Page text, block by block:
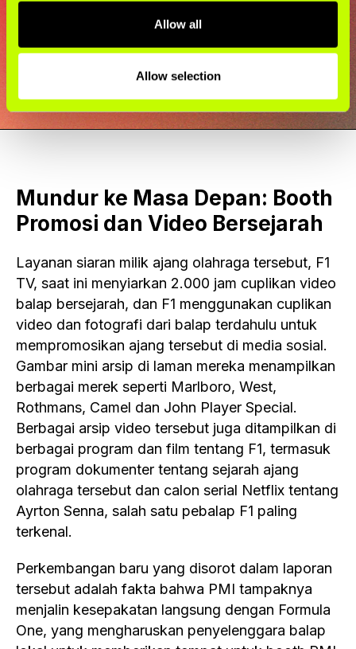
Allow all
Allow selection
Jorge Alday, Direktur STOP di Vital Strategies
Mundur ke Masa Depan: Booth
Promosi dan Video Bersejarah
Layanan siaran milik ajang olahraga tersebut, F1
TV, saat ini menyiarkan 2.000 jam cuplikan video
balap bersejarah, dan F1 menggunakan cuplikan
video dan fotografi dari balap terdahulu untuk
mempromosikan ajang tersebut di media sosial.
Gambar mini arsip di laman mereka menampilkan
berbagai merek seperti Marlboro, West,
Rothmans, Camel dan John Player Special.
Berbagai arsip video tersebut juga ditampilkan di
berbagai program dan film tentang F1, termasuk
program dokumenter tentang sejarah ajang
olahraga tersebut dan calon serial Netflix tentang
Ayrton Senna, salah satu pebalap F1 paling
terkenal.
Perkembangan baru yang disorot dalam laporan
tersebut adalah fakta bahwa PMI tampaknya
menjalin kesepakatan langsung dengan Formula
One, yang mengharuskan penyelenggara balap